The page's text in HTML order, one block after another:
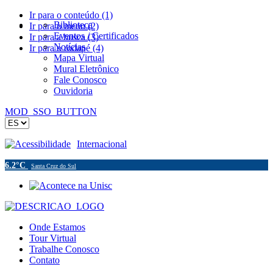
Ir para o conteúdo (1)
Ir para o menu (2)
Ir para a busca (3)
Ir para o rodapé (4)
Biblioteca
Eventos / Certificados
Notícias
Mapa Virtual
Mural Eletrônico
Fale Conosco
Ouvidoria
MOD_SSO_BUTTON
Acessibilidade Internacional
6.2°C Santa Cruz do Sul
Onde Estamos
Tour Virtual
Trabalhe Conosco
Contato